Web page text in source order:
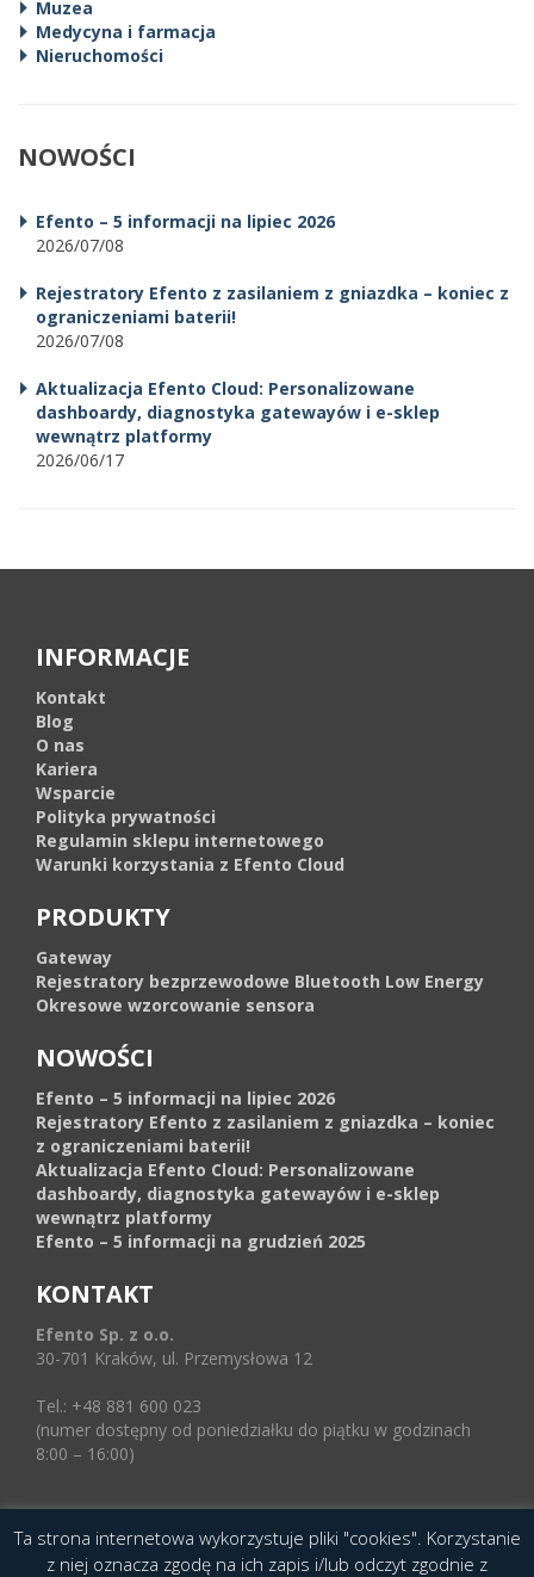
Muzea
Medycyna i farmacja
Nieruchomości
NOWOŚCI
Efento – 5 informacji na lipiec 2026
2026/07/08
Rejestratory Efento z zasilaniem z gniazdka – koniec z
ograniczeniami baterii!
2026/07/08
Aktualizacja Efento Cloud: Personalizowane
dashboardy, diagnostyka gatewayów i e-sklep
wewnątrz platformy
2026/06/17
INFORMACJE
Kontakt
Blog
O nas
Kariera
Wsparcie
Polityka prywatności
Regulamin sklepu internetowego
Warunki korzystania z Efento Cloud
PRODUKTY
Gateway
Rejestratory bezprzewodowe Bluetooth Low Energy
Okresowe wzorcowanie sensora
NOWOŚCI
Efento – 5 informacji na lipiec 2026
Rejestratory Efento z zasilaniem z gniazdka – koniec
z ograniczeniami baterii!
Aktualizacja Efento Cloud: Personalizowane
dashboardy, diagnostyka gatewayów i e-sklep
wewnątrz platformy
Efento – 5 informacji na grudzień 2025
KONTAKT
Efento Sp. z o.o.
30-701 Kraków, ul. Przemysłowa 12
Tel.: +48 881 600 023
(numer dostępny od poniedziałku do piątku w godzinach
8:00 – 16:00)
© 2016 Copyright by Efento. All rights reserved.
Projekt i wykonanieAgencja Interaktywna
Ta strona internetowa wykorzystuje pliki "cookies". Korzystanie
z niej oznacza zgodę na ich zapis i/lub odczyt zgodnie z